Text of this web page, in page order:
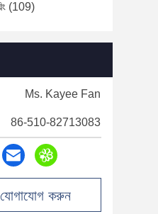
(109)
Ms. Kayee Fan
86-510-82713083
করুন